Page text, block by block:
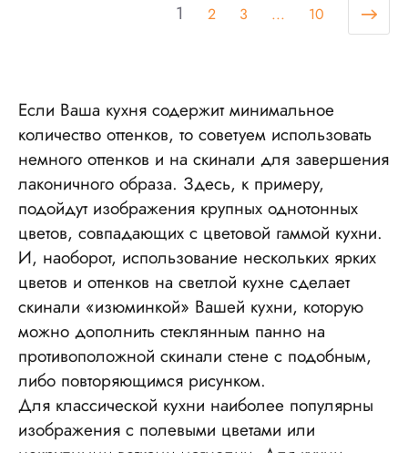
1 2 3 ... 10
Если Ваша кухня содержит минимальное
количество оттенков, то советуем использовать
немного оттенков и на скинали для завершения
лаконичного образа. Здесь, к примеру,
подойдут изображения крупных однотонных
цветов, совпадающих с цветовой гаммой кухни.
И, наоборот, использование нескольких ярких
цветов и оттенков на светлой кухне сделает
скинали «изюминкой» Вашей кухни, которую
можно дополнить стеклянным панно на
противоположной скинали стене с подобным,
либо повторяющимся рисунком.
Для классической кухни наиболее популярны
изображения с полевыми цветами или